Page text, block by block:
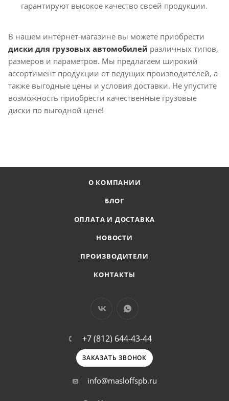
гарантируют высокое качество своей продукции.
В нашем интернет-магазине вы можете приобрести
диски для грузовых автомобилей различных типов,
размеров и параметров. Мы предлагаем широкий
ассортимент продукции от ведущих производителей, а
также выгодные цены и условия доставки. Не упустите
возможность приобрести качественные грузовые
диски по выгодной цене!
О КОМПАНИИ
БЛОГ
ОПЛАТА И ДОСТАВКА
НОВОСТИ
ПРОИЗВОДИТЕЛИ
КОНТАКТЫ
+7 (812) 644-43-44
ЗАКАЗАТЬ ЗВОНОК
info@masloffspb.ru